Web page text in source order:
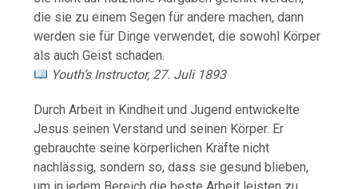
die sie zueinemSegenfüranderemachen,dann
werden siefür Dingeverwendet,die sowohl Körper
alsauchGeist schaden.
Youth’s Instructor, 27. Juli 1893
DurchArbeit in KindheitundJugendentwickelte
Jesus seinenVerstandund seinen Körper. Er
gebrauchte seinekörperlichen Kräftenicht
nachlässig, sondern so,dass siegesundblieben,